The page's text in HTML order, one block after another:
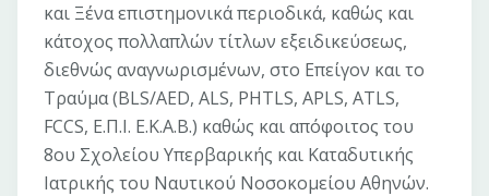
και Ξένα επιστημονικά περιοδικά, καθώς και
κάτοχος πολλαπλών τίτλων εξειδικεύσεως,
διεθνώς αναγνωρισμένων, στο Επείγον και το
Τραύμα (BLS/AED, ALS, PHTLS, APLS, ATLS,
FCCS, Ε.Π.Ι. Ε.Κ.Α.Β.) καθώς και απόφοιτος του
8ου Σχολείου Υπερβαρικής και Καταδυτικής
Ιατρικής του Ναυτικού Νοσοκομείου Αθηνών.